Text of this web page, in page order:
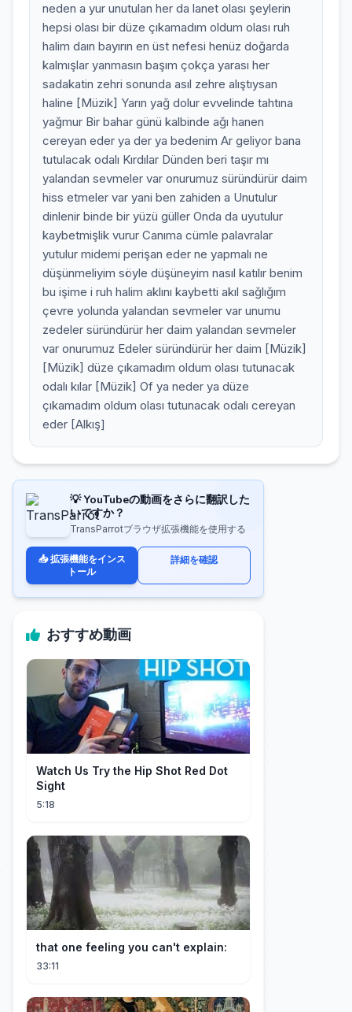
neden a yur unutulan her da lanet olası şeylerin
hepsi olası bir düze çıkamadım oldum olası ruh
halim daın bayırın en üst nefesi henüz doğarda
kalmışlar yanmasın başım çokça yarası her
sadakatin zehri sonunda asıl zehre alıştıysan
haline [Müzik] Yarın yağ dolur evvelinde tahtına
yağmur Bir bahar günü kalbinde ağı hanen
cereyan eder ya der ya bedenim Ar geliyor bana
tutulacak odalı Kırdılar Dünden beri taşır mı
yalandan sevmeler var onurumuz süründürür daim
hiss etmeler var yani ben zahiden a Unutulur
dinlenir binde bir yüzü güller Onda da uyutulur
kaybetmişlik vurur Canıma cümle palavralar
yutulur midemi perişan eder ne yapmalı ne
düşünmeliyim söyle düşüneyim nasıl katılır benim
bu işime i ruh halim aklını kaybetti akıl sağlığım
çevre yolunda yalandan sevmeler var unumu
zedeler süründürür her daim yalandan sevmeler
var onurumuz Edeler süründürür her daim [Müzik]
[Müzik] düze çıkamadım oldum olası tutunacak
odalı kılar [Müzik] Of ya neder ya düze
çıkamadım oldum olası tutunacak odalı cereyan
eder [Alkış]
💡 YouTubeの動画をさらに翻訳した
いですか？
TransParrotブラウザ拡張機能を使用する
📥 拡張機能をインス
トール
詳細を確認
おすすめ動画
Watch Us Try the Hip Shot Red Dot
Sight
5:18
that one feeling you can't explain:
33:11